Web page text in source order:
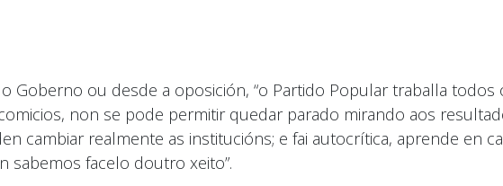
Goberno ou desde a oposición, “o Partido Popular traballa todos
non se pode permitir quedar parado mirando aos
cambiar realmente as institucións; e fai autocrítica, aprende en
sabemos facelo doutro xeito”.